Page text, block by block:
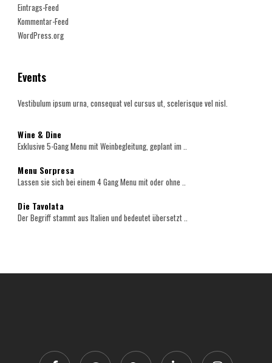
Eintrags-Feed
Kommentar-Feed
WordPress.org
Events
Vestibulum ipsum urna, consequat vel cursus ut, scelerisque vel nisl.
Wine & Dine
Exklusive 5-Gang Menu mit Weinbegleitung, geplant im ..
Menu Sorpresa
Lassen sie sich bei einem 4 Gang Menu mit oder ohne ..
Die Tavolata
Der Begriff stammt aus Italien und bedeutet übersetzt ..